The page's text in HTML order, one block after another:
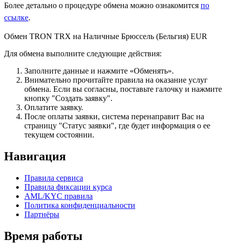
Более детально о процедуре обмена можно ознакомится по
ссылке.
Обмен TRON TRX на Наличные Брюссель (Бельгия) EUR
Для обмена выполните следующие действия:
Заполните данные и нажмите «Обменять».
Внимательно прочитайте правила на оказание услуг
обмена. Если вы согласны, поставьте галочку и нажмите
кнопку "Создать заявку".
Оплатите заявку.
После оплаты заявки, система перенаправит Вас на
страницу "Статус заявки", где будет информация о ее
текущем состоянии.
Навигация
Правила сервиса
Правила фиксации курса
AML/KYC правила
Политика конфиденциальности
Партнёры
Время работы